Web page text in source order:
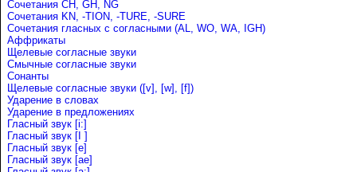
Сочетания CH, GH, NG
Сочетания KN, -TION, -TURE, -SURE
Сочетания гласных с согласными (AL, WO, WA, IGH)
Аффрикаты
Щелевые согласные звуки
Cмычные согласные звуки
Сонанты
Щелевые согласные звуки ([v], [w], [f])
Ударение в словах
Ударениe в предложениях
Гласный звук [i:]
Гласный звук [I ]
Гласный звук [e]
Гласный звук [ae]